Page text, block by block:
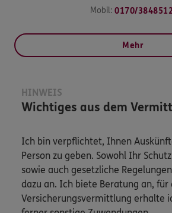
Mobil: 0170/3848512
Mehr
HINWEIS
Wichtiges aus dem
Ich bin verpflichtet, Ihnen
Person zu geben. Sowohl Ihr
sowie auch gesetzliche
dazu an. Ich biete Beratung an, für
Versicherungsvermittlung erhalte